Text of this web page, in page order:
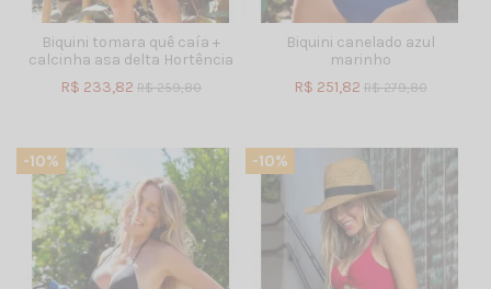
Biquini tomara quê caía +
calcinha asa delta Hortência
R$ 233,82 R$ 259,80
Biquini canelado azul
marinho
R$ 251,82 R$ 279,80
-10% -10%